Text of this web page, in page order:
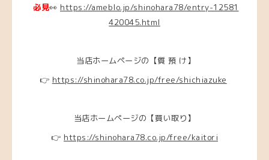
必見👀 https://ameblo.jp/shinohara78/entry-12581
420045.html
当店ホームページの【質 預 け】
👉 https://shinohara78.co.jp/free/shichiazuke
当店ホームページの【買い取り】
👉 https://shinohara78.co.jp/free/kaitori